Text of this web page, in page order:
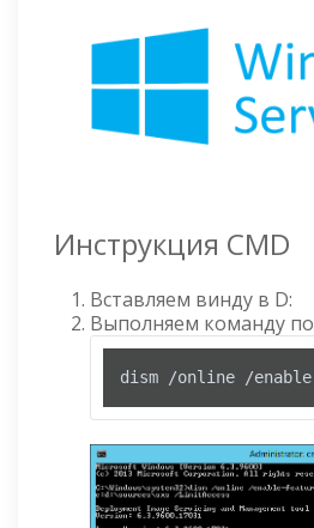
Инструкция CMD
Вставляем винду в D:
Выполняем команду
dism /online /